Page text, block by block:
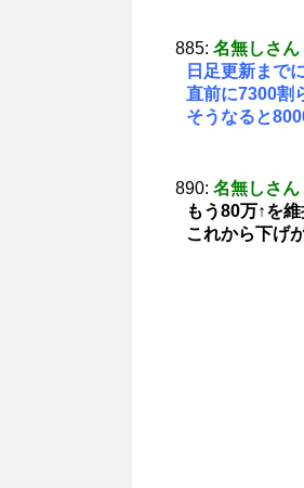
885: 名無しさん
日足更新まで
直前に7300割
そうなると
890: 名無しさん
もう80万↑を
これから下げ